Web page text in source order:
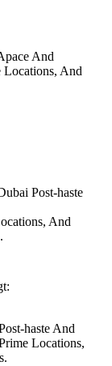
And
Locations, And
Post-haste
And
haste And
Locations,